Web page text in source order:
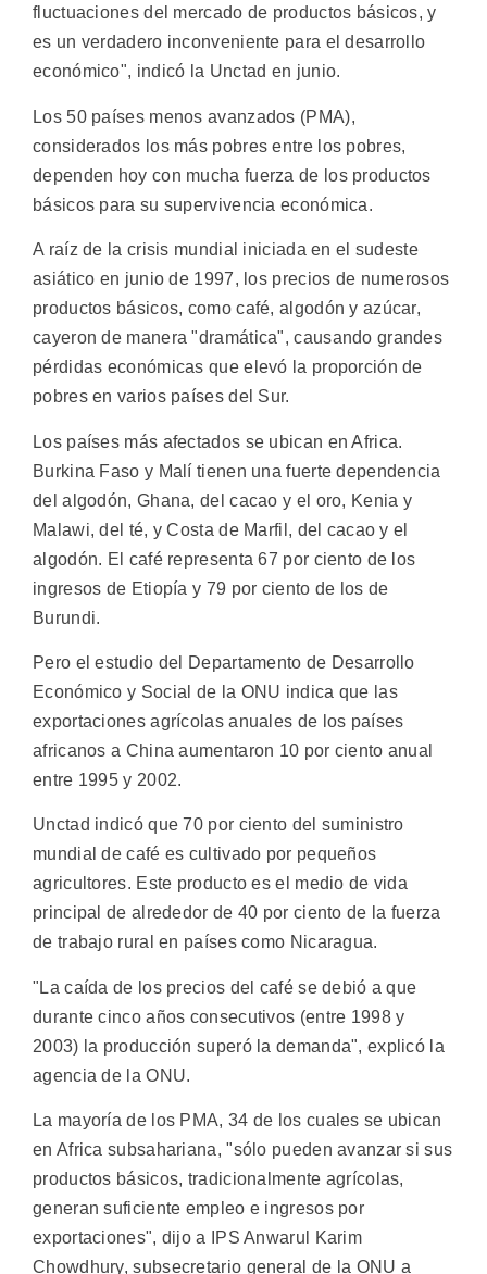
fluctuaciones del mercado de productos básicos, y
es un verdadero inconveniente para el desarrollo
económico", indicó la Unctad en junio.
Los 50 países menos avanzados (PMA),
considerados los más pobres entre los pobres,
dependen hoy con mucha fuerza de los productos
básicos para su supervivencia económica.
A raíz de la crisis mundial iniciada en el sudeste
asiático en junio de 1997, los precios de numerosos
productos básicos, como café, algodón y azúcar,
cayeron de manera "dramática", causando grandes
pérdidas económicas que elevó la proporción de
pobres en varios países del Sur.
Los países más afectados se ubican en Africa.
Burkina Faso y Malí tienen una fuerte dependencia
del algodón, Ghana, del cacao y el oro, Kenia y
Malawi, del té, y Costa de Marfil, del cacao y el
algodón. El café representa 67 por ciento de los
ingresos de Etiopía y 79 por ciento de los de
Burundi.
Pero el estudio del Departamento de Desarrollo
Económico y Social de la ONU indica que las
exportaciones agrícolas anuales de los países
africanos a China aumentaron 10 por ciento anual
entre 1995 y 2002.
Unctad indicó que 70 por ciento del suministro
mundial de café es cultivado por pequeños
agricultores. Este producto es el medio de vida
principal de alrededor de 40 por ciento de la fuerza
de trabajo rural en países como Nicaragua.
"La caída de los precios del café se debió a que
durante cinco años consecutivos (entre 1998 y
2003) la producción superó la demanda", explicó la
agencia de la ONU.
La mayoría de los PMA, 34 de los cuales se ubican
en Africa subsahariana, "sólo pueden avanzar si sus
productos básicos, tradicionalmente agrícolas,
generan suficiente empleo e ingresos por
exportaciones", dijo a IPS Anwarul Karim
Chowdhury, subsecretario general de la ONU a